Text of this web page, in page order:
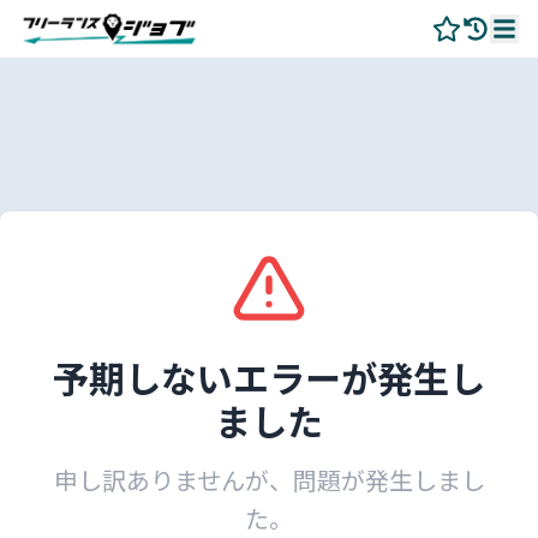
予期しないエラーが発生し
ました
申し訳ありませんが、問題が発生しまし
た。